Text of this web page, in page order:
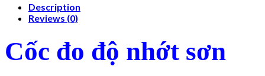
Description
Reviews (0)
Cốc đo độ nhớt sơn